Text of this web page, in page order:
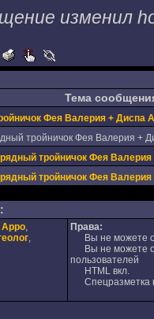
изменил
Тема
Фея Валерия + Диспа
тройничок Фея Валерия +
тройничок Фея
тройничок Фея
Appo,
,
Права:
Вы не можете
Вы не можете
пользователей
HTML вкл.
Спецразметка